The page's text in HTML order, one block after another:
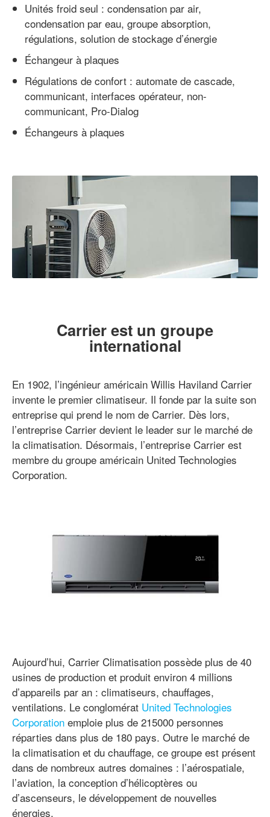
Unités froid seul : condensation par air,
condensation par eau, groupe absorption,
régulations, solution de stockage d’énergie
Échangeur à plaques
Régulations de confort : automate de cascade,
communicant, interfaces opérateur, non-
communicant, Pro-Dialog
Échangeurs à plaques
Carrier est un groupe
international
En 1902, l’ingénieur américain Willis Haviland Carrier
invente le premier climatiseur. Il fonde par la suite son
entreprise qui prend le nom de Carrier. Dès lors,
l’entreprise Carrier devient le leader sur le marché de
la climatisation. Désormais, l’entreprise Carrier est
membre du groupe américain United Technologies
Corporation.
Aujourd’hui, Carrier Climatisation possède plus de 40
usines de production et produit environ 4 millions
d’appareils par an : climatiseurs, chauffages,
ventilations. Le conglomérat United Technologies
Corporation emploie plus de 215000 personnes
réparties dans plus de 180 pays. Outre le marché de
la climatisation et du chauffage, ce groupe est présent
dans de nombreux autres domaines : l’aérospatiale,
l’aviation, la conception d’hélicoptères ou
d’ascenseurs, le développement de nouvelles
énergies.